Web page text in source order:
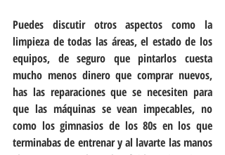
Puedes discutir otros aspectos como la
limpieza de todas las áreas, el estado de los
equipos, de seguro que pintarlos cuesta
mucho menos dinero que comprar nuevos,
has las reparaciones que se necesiten para
que las máquinas se vean impecables, no
como los gimnasios de los 80s en los que
terminabas de entrenar y al lavarte las manos